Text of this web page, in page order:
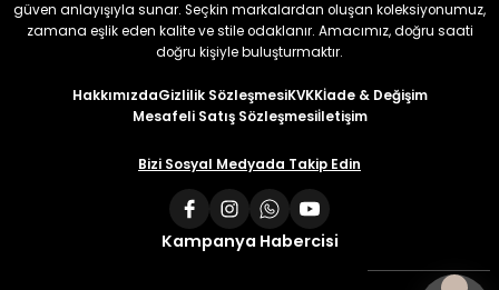
güven anlayışıyla sunar. Seçkin markalardan oluşan koleksiyonumuz,
zamana eşlik eden kalite ve stile odaklanır. Amacımız, doğru saati
doğru kişiyle buluşturmaktır.
HakkımızdaGizlilik SözleşmesiKVKKİade & Değişim
Mesafeli Satış Sözleşmesiİletişim
Bizi Sosyal Medyada Takip Edin
Kampanya Habercisi